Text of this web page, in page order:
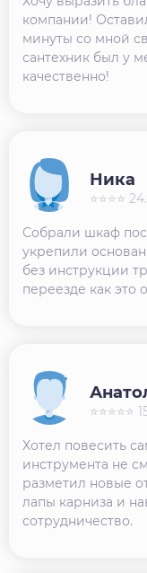
компании!
минуты со мной
сантехник был у
качественно!
Собрали шкаф
укрепили
без инструкции
переезде как это
Ника
⭐⭐⭐⭐
Хотел повесить
инструмента не
разметил новые
лапы карниза и
сотрудничество.
⭐⭐⭐⭐⭐